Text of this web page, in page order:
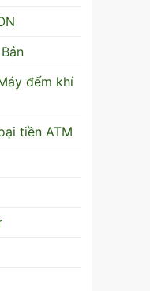
đếm khí
tiền ATM